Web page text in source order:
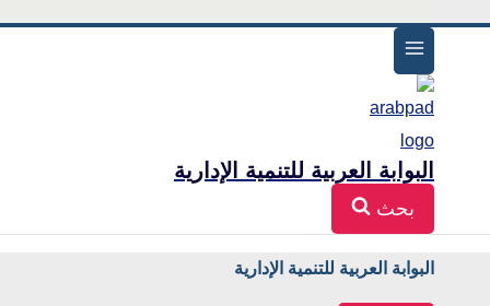
البوابة العربية للتنمية الإدارية
بحث
البوابة العربية للتنمية الإدارية